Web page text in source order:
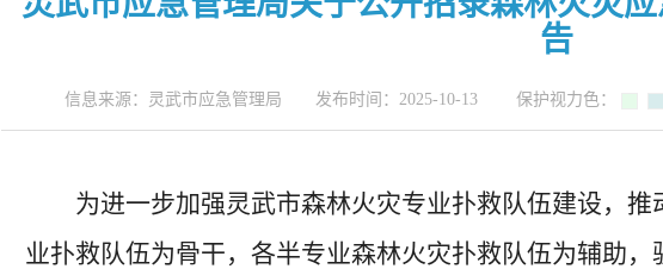
告
信息来源：灵武市应急管理局 发布时间：2025-10-13 保护视力色：
为进一步加强灵武市森林火灾专业扑救队伍建设，
业扑救队伍为骨干，各半专业森林火灾扑救队伍为辅助